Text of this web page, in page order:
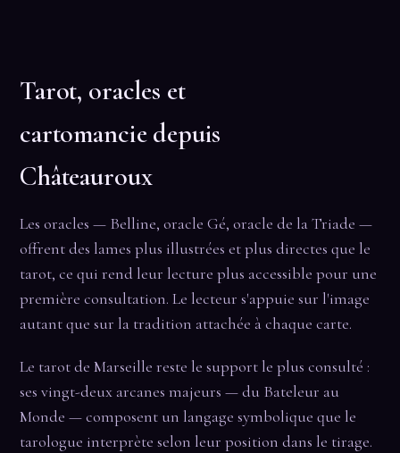
Tarot, oracles et
cartomancie depuis
Châteauroux
Les oracles — Belline, oracle Gé, oracle de la Triade —
offrent des lames plus illustrées et plus directes que le
tarot, ce qui rend leur lecture plus accessible pour une
première consultation. Le lecteur s'appuie sur l'image
autant que sur la tradition attachée à chaque carte.
Le tarot de Marseille reste le support le plus consulté :
ses vingt-deux arcanes majeurs — du Bateleur au
Monde — composent un langage symbolique que le
tarologue interprète selon leur position dans le tirage.